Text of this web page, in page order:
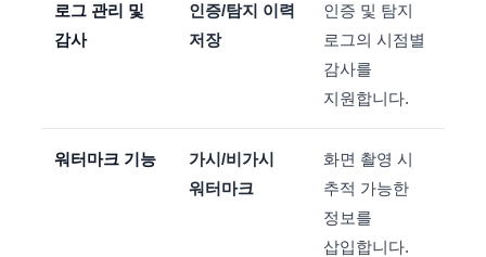
로그 관리 및
감사
인증/탐지 이력
저장
인증 및 탐지
로그의 시점별
감사를
지원합니다.
워터마크 기능
가시/비가시
워터마크
화면 촬영 시
추적 가능한
정보를
삽입합니다.